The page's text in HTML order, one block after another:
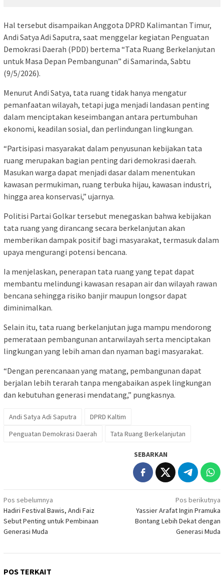
Hal tersebut disampaikan Anggota DPRD Kalimantan Timur,
Andi Satya Adi Saputra, saat menggelar kegiatan Penguatan
Demokrasi Daerah (PDD) bertema “Tata Ruang Berkelanjutan
untuk Masa Depan Pembangunan” di Samarinda, Sabtu
(9/5/2026).
Menurut Andi Satya, tata ruang tidak hanya mengatur
pemanfaatan wilayah, tetapi juga menjadi landasan penting
dalam menciptakan keseimbangan antara pertumbuhan
ekonomi, keadilan sosial, dan perlindungan lingkungan.
“Partisipasi masyarakat dalam penyusunan kebijakan tata
ruang merupakan bagian penting dari demokrasi daerah.
Masukan warga dapat menjadi dasar dalam menentukan
kawasan permukiman, ruang terbuka hijau, kawasan industri,
hingga area konservasi,” ujarnya.
Politisi Partai Golkar tersebut menegaskan bahwa kebijakan
tata ruang yang dirancang secara berkelanjutan akan
memberikan dampak positif bagi masyarakat, termasuk dalam
upaya mengurangi potensi bencana.
Ia menjelaskan, penerapan tata ruang yang tepat dapat
membantu melindungi kawasan resapan air dan wilayah rawan
bencana sehingga risiko banjir maupun longsor dapat
diminimalkan.
Selain itu, tata ruang berkelanjutan juga mampu mendorong
pemerataan pembangunan antarwilayah serta menciptakan
lingkungan yang lebih aman dan nyaman bagi masyarakat.
“Dengan perencanaan yang matang, pembangunan dapat
berjalan lebih terarah tanpa mengabaikan aspek lingkungan
dan kebutuhan generasi mendatang,” pungkasnya.
Andi Satya Adi Saputra
DPRD Kaltim
Penguatan Demokrasi Daerah
Tata Ruang Berkelanjutan
SEBARKAN
Navigasi
pos
Pos sebelumnya
Hadiri Festival Bawis, Andi Faiz
Sebut Penting untuk Pembinaan
Generasi Muda
Pos berikutnya
Yassier Arafat Ingin Pramuka
Bontang Lebih Dekat dengan
Generasi Muda
POS TERKAIT